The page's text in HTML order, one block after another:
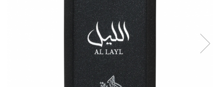
Parfumuri de IARNA